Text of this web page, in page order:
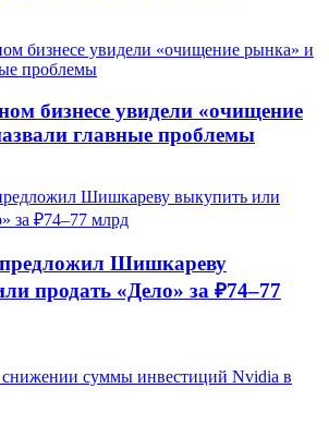
бизнесе увидели «очищение
главные проблемы
предложил Шишкареву
продать «Дело» за ₽74–77